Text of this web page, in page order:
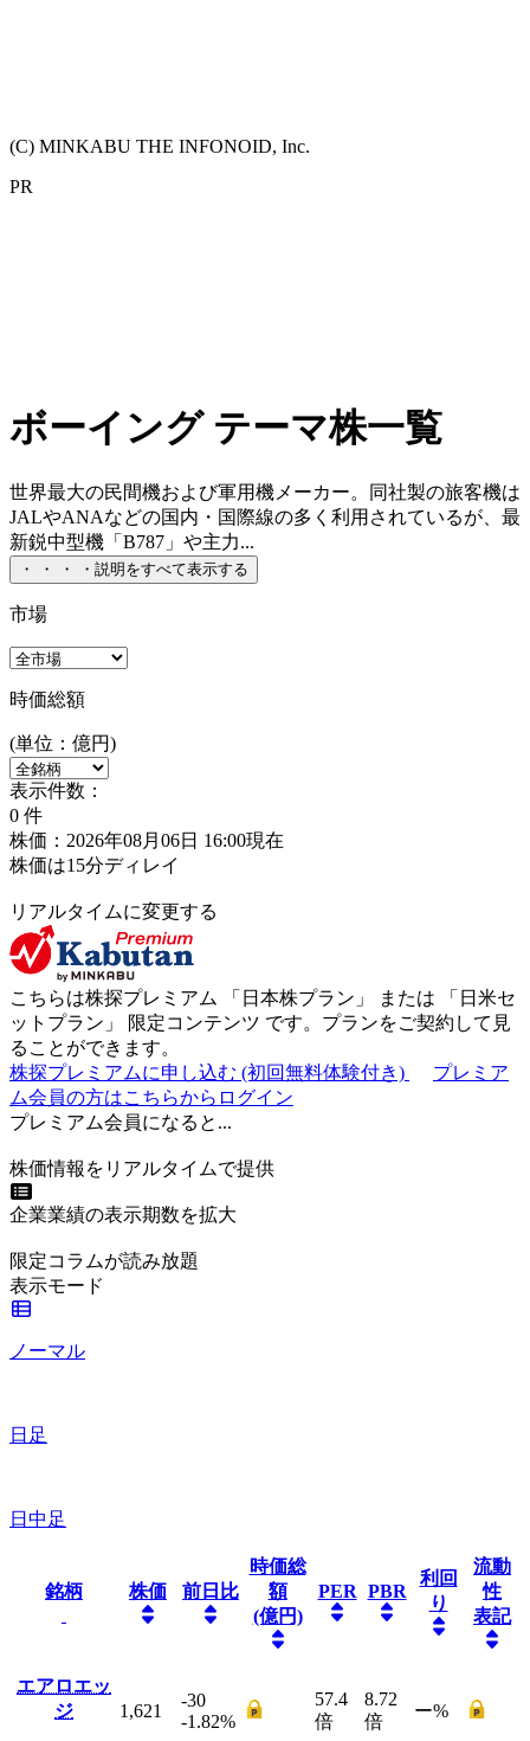
(C) MINKABU THE INFONOID, Inc.
PR
ボーイング テーマ株一覧
世界最大の民間機および軍用機メーカー。同社製の旅客機は
JALやANAなどの国内・国際線の多く利用されているが、最
新鋭中型機「B787」や主力...
・ ・ ・ ・ 説明をすべて表示する
市場
時価総額
(単位：億円)
表示件数：
0 件
株価：2026年08月06日 16:00現在
株価は15分ディレイ
リアルタイムに変更する
こちらは株探プレミアム 「 日本株プラン 」 または 「 日米セ
ットプラン 」 限定コンテンツ です。プランをご契約して見
ることができます。
株探プレミアムに申し込む (初回無料体験付き)
プレミア
ム会員の方はこちらからログイン
プレミアム会員になると...
株価情報をリアルタイムで提供
企業業績の表示期数を拡大
限定コラムが読み放題
表示モード
ノーマル
日足
日中足
銘柄 株価 前日比
時価総
額
(億円)
PER PBR
利回
り
流動
性
表記
エアロエッ
ジ
1,621
-30
-1.82%
57.4
倍
8.72
倍
ー%